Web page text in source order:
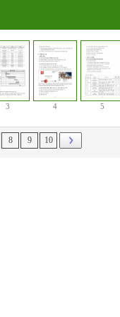
3 4 5
8 9 10